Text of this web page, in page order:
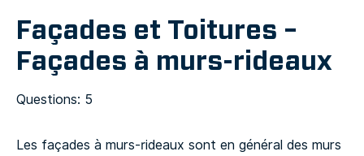
Façades et Toitures –
Façades à murs-rideaux
Questions: 5
Les façades à murs-rideaux sont en général des murs